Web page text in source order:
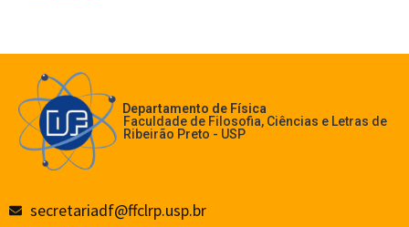
Departamento de Física
Faculdade de Filosofia, Ciências e Letras de
Ribeirão Preto - USP
secretariadf@ffclrp.usp.br